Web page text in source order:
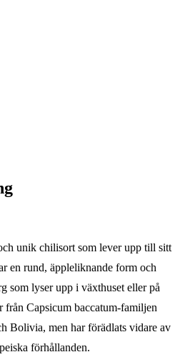
unik chilisort som lever upp till sitt
en rund, äppleliknande form och
som lyser upp i växthuset eller på
från Capsicum baccatum-familjen
Bolivia, men har förädlats vidare av
förhållanden.